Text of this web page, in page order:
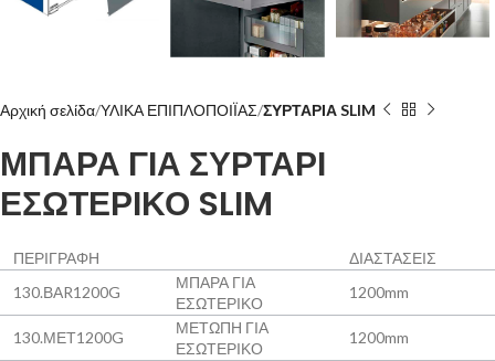
Αρχική σελίδα ΥΛΙΚΑ ΕΠΙΠΛΟΠΟΙΪΑΣ ΣΥΡΤΑΡΙΑ SLIM
ΜΠΑΡΑ ΓΙΑ ΣΥΡΤΑΡΙ
ΕΣΩΤΕΡΙΚΟ SLIM
ΠΕΡΙΓΡΑΦΗ
ΔΙΑΣΤΑΣΕΙΣ
130.ΒΑR1200G
ΜΠΑΡΑ ΓΙΑ
ΕΣΩΤΕΡΙΚΟ
1200mm
130.ΜΕΤ1200G
ΜΕΤΩΠΗ ΓΙΑ
ΕΣΩΤΕΡΙΚΟ
1200mm